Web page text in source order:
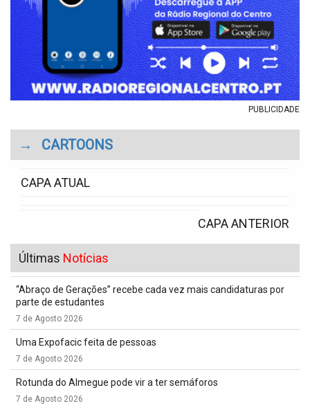
PUBLICIDADE
→ CARTOONS
CAPA ATUAL
CAPA ANTERIOR
Últimas Notícias
“Abraço de Gerações” recebe cada vez mais candidaturas por
parte de estudantes
7 de Agosto 2026
Uma Expofacic feita de pessoas
7 de Agosto 2026
Rotunda do Almegue pode vir a ter semáforos
7 de Agosto 2026